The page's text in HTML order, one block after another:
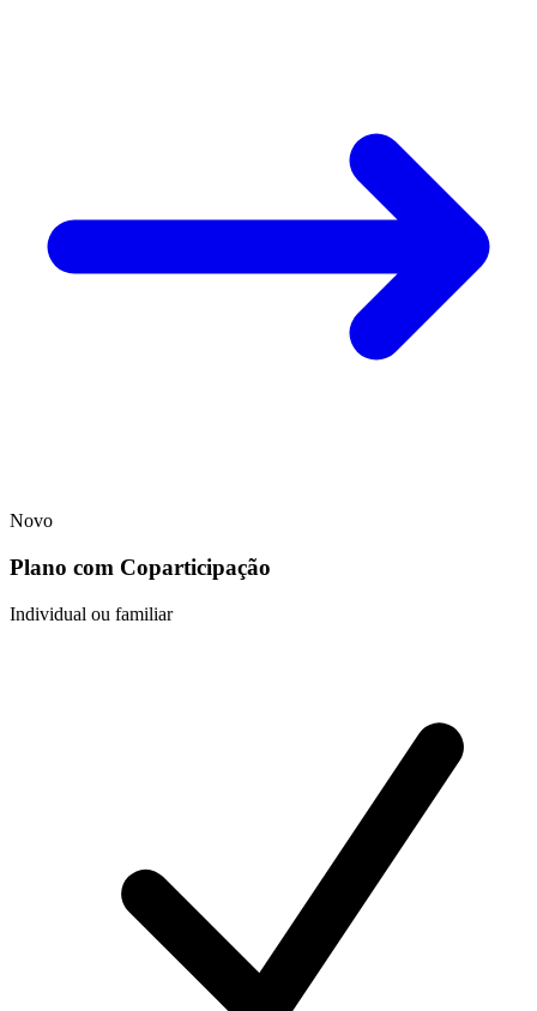
Novo
Plano com Coparticipação
Individual ou familiar